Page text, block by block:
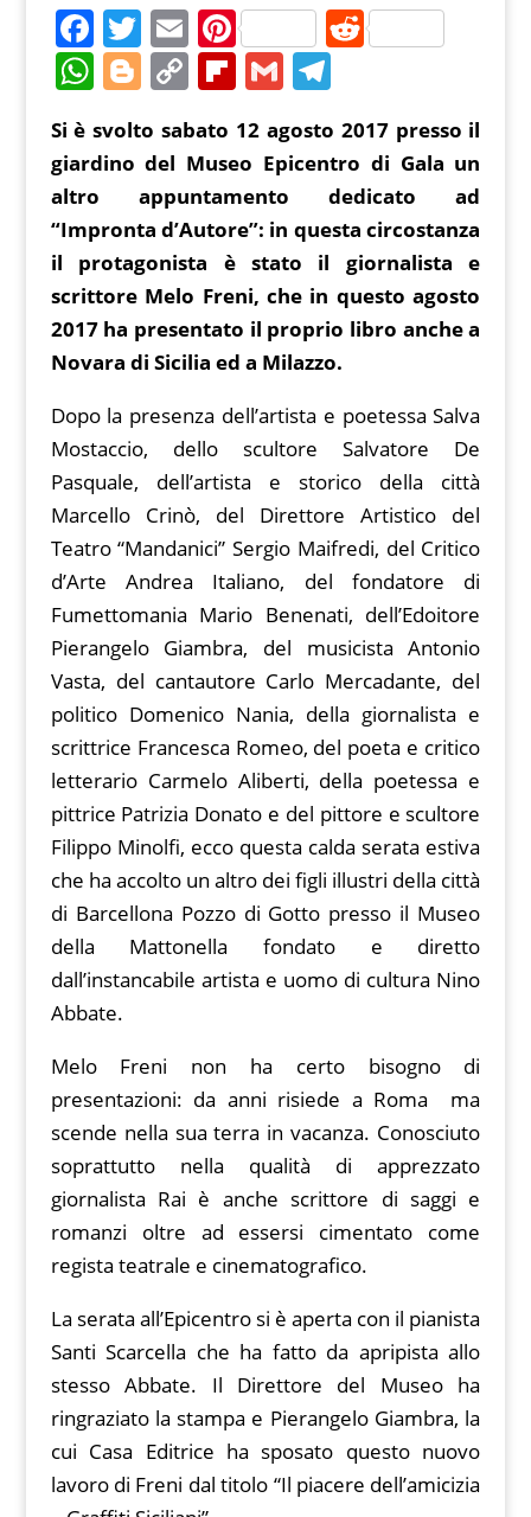
F
a
c
e
b
o
o
k
T
w
itt
er
E
m
ai
l
Pi
nt
er
e
st
R
e
di
t
W
h
at
s
A
p
p
Bl
o
g
g
er
C
o
p
y
Li
n
k
Fl
ip
b
o
ar
d
G
m
ai
l
T
e
gr
a
m
Si è svolto sabato 12 agosto 2017 presso il
giardino del Museo Epicentro di Gala un
altro appuntamento dedicato ad
“Impronta d’Autore”: in questa circostanza
il protagonista è stato il giornalista e
scrittore Melo Freni, che in questo agosto
2017 ha presentato il proprio libro anche a
Novara di Sicilia ed a Milazzo.
Dopo la presenza dell’artista e poetessa Salva
Mostaccio, dello scultore Salvatore De
Pasquale, dell’artista e storico della città
Marcello Crinò, del Direttore Artistico del
Teatro “Mandanici” Sergio Maifredi, del Critico
d’Arte Andrea Italiano, del fondatore di
Fumettomania Mario Benenati, dell’Edoitore
Pierangelo Giambra, del musicista Antonio
Vasta, del cantautore Carlo Mercadante, del
politico Domenico Nania, della giornalista e
scrittrice Francesca Romeo, del poeta e critico
letterario Carmelo Aliberti, della poetessa e
pittrice Patrizia Donato e del pittore e scultore
Filippo Minolfi, ecco questa calda serata estiva
che ha accolto un altro dei figli illustri della città
di Barcellona Pozzo di Gotto presso il Museo
della Mattonella fondato e diretto
dall’instancabile artista e uomo di cultura Nino
Abbate.
Melo Freni non ha certo bisogno di
presentazioni: da anni risiede a Roma ma
scende nella sua terra in vacanza. Conosciuto
soprattutto nella qualità di apprezzato
giornalista Rai è anche scrittore di saggi e
romanzi oltre ad essersi cimentato come
regista teatrale e cinematografico.
La serata all’Epicentro si è aperta con il pianista
Santi Scarcella che ha fatto da apripista allo
stesso Abbate. Il Direttore del Museo ha
ringraziato la stampa e Pierangelo Giambra, la
cui Casa Editrice ha sposato questo nuovo
lavoro di Freni dal titolo “Il piacere dell’amicizia